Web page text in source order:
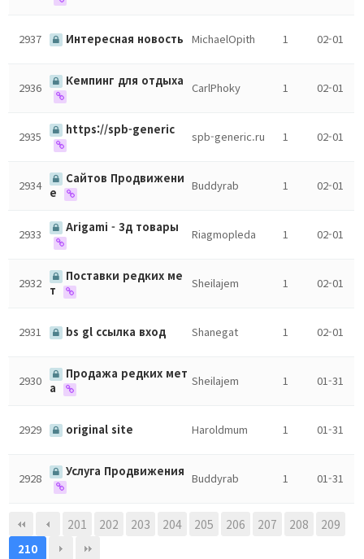
2937 Интересная новость MichaelOpith 1 02-01
2936 Кемпинг для отдыха CarlPhoky 1 02-01
2935 https://spb-generic spb-generic.ru 1 02-01
2934
Сайтов Продвижени
е
Buddyrab 1 02-01
2933 Arigami - 3д товары Riagmopleda 1 02-01
2932
Поставки редких ме
т
Sheilajem 1 02-01
2931 bs gl ссылка вход Shanegat 1 02-01
2930
Продажа редких мет
а
Sheilajem 1 01-31
2929 original site Haroldmum 1 01-31
2928 Услуга Продвижения Buddyrab 1 01-31
201 202 203 204 205 206 207 208 209
210